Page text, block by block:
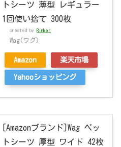
トシーツ 薄型 レギュラー
1回使い捨て 300枚
created by Rinker
Wag(ワグ)
Amazon 楽天市場
Yahooショッピング
[Amazonブランド]Wag ペッ
トシーツ 厚型 ワイド 42枚